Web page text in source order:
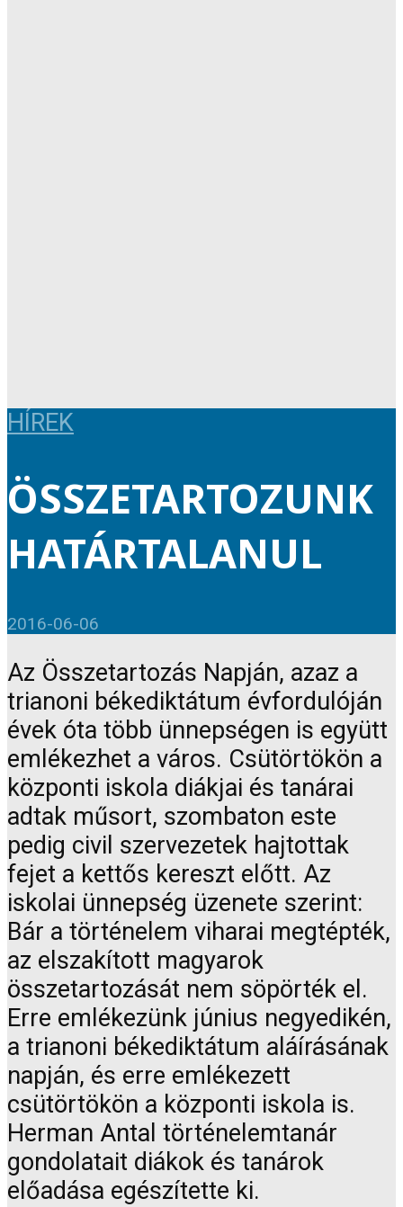
HÍREK
ÖSSZETARTOZUNK
HATÁRTALANUL
2016-06-06
Az Összetartozás Napján, azaz a
trianoni békediktátum évfordulóján
évek óta több ünnepségen is együtt
emlékezhet a város. Csütörtökön a
központi iskola diákjai és tanárai
adtak műsort, szombaton este
pedig civil szervezetek hajtottak
fejet a kettős kereszt előtt. Az
iskolai ünnepség üzenete szerint:
Bár a történelem viharai megtépték,
az elszakított magyarok
összetartozását nem söpörték el.
Erre emlékezünk június negyedikén,
a trianoni békediktátum aláírásának
napján, és erre emlékezett
csütörtökön a központi iskola is.
Herman Antal történelemtanár
gondolatait diákok és tanárok
előadása egészítette ki.